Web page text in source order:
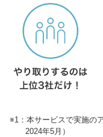
※1：本サービスで実施の
2024年5月）